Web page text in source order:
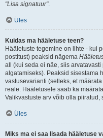
"Lisa signatuur".
Üles
Kuidas ma hääletuse teen?
Hääletuste tegemine on lihte - kui
postitust) peaksid nägema
all (kui seda ei näe, siis
algatamiseks). Peaksid sisestama
vastusevarianti (selleks, et
reale. Hääletusele saab ka
Valikvastuste arv võib olla
Üles
Miks ma ei saa lisada hääletuse